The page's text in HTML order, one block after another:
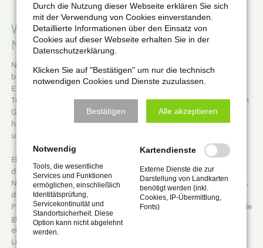
Was ist die Herausforderung in
Naumburg?
Naumburg (Saale) ist von den Folgen des Klimawandels stark
betroffen, insbesondere durch zunehmende Trockenheit und
Extremwetterereignisse. Die Stadt leidet unter steigenden
Temperaturen und längeren Trockenperioden, die den bestehenden
Grünflächen und Stadtbäumen zusetzen. Gleichzeitig kommt es
häufiger zu Starkregenereignissen, die das Hochwasser-Risiko in
urbanen Bereichen erhöhen.
Ein weiteres Problem ist der Rückgang der Biodiversität, bedingt
durch die zunehmende Versiegelung von Flächen und die intensive
Nutzung der städtischen Flächen. Besonders Insektenpopulationen,
die für das ökologische Gleichgewicht und die Bestäubung von
Pflanzen entscheidend sind, sind in ihrer Existenz gefährdet. Auch die
grüne Infrastruktur innerhalb der Stadt ist unzureichend, was zu
einer Verschärfung von städtischen Hitzeinseln führt und die
Lebensqualität der Stadtbewohner*innen beeinträchtigt.
Durch die Nutzung dieser Webseite erklären Sie sich
mit der Verwendung von Cookies einverstanden.
Detaillierte Informationen über den Einsatz von
Cookies auf dieser Webseite erhalten Sie in der
Datenschutzerklärung.
Klicken Sie auf "Bestätigen" um nur die technisch
notwendigen Cookies und Dienste zuzulassen.
Bestätigen Alle akzeptieren
Notwendig
Tools, die wesentliche
Services und Funktionen
ermöglichen, einschließlich
Identitätsprüfung,
Servicekontinuität und
Standortsicherheit. Diese
Option kann nicht abgelehnt
werden.
Kartendienste
Externe Dienste die zur
Darstellung von Landkarten
benötigt werden (inkl.
Cookies, IP-Übermittlung,
Fonts)